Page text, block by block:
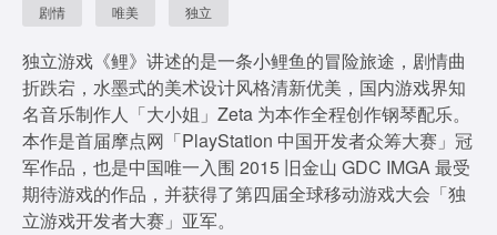
剧情 唯美 独立
独立游戏《鲤》讲述的是一条小鲤鱼的冒险旅途，剧情曲
折跌宕，水墨式的美术设计风格清新优美，国内游戏界知
名音乐制作人「大小姐」Zeta 为本作全程创作钢琴配乐。
本作是首届摩点网「PlayStation 中国开发者众筹大赛」冠
军作品，也是中国唯一入围 2015 旧金山 GDC IMGA 最受
期待游戏的作品，并获得了第四届全球移动游戏大会「独
立游戏开发者大赛」亚军。